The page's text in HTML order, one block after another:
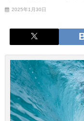
2025年1月30日